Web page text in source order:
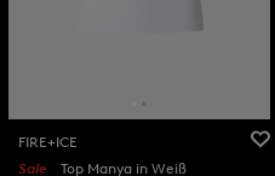
FIRE+ICE
Sale
Top Manya in Weiß